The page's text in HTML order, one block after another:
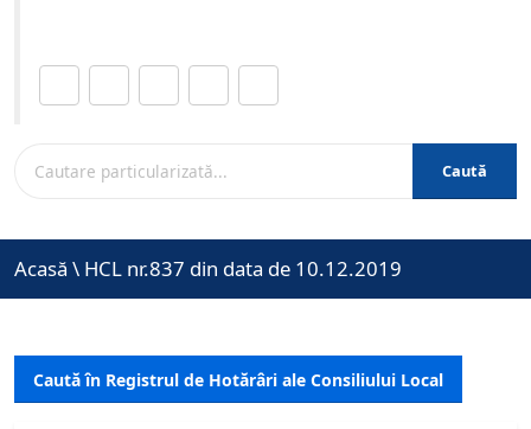
Caută
Acasă \ HCL nr.837 din data de 10.12.2019
Caută în Registrul de Hotărâri ale Consiliului Local